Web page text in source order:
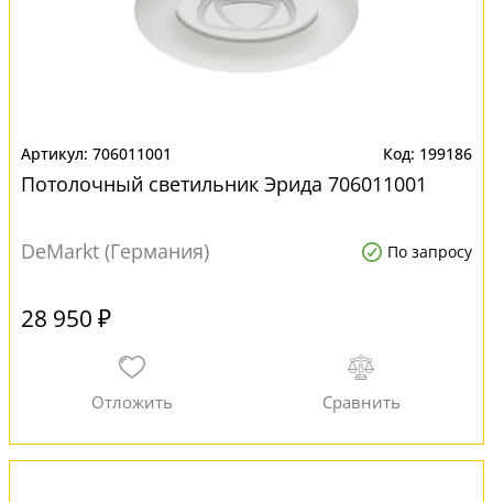
706011001 199186
Потолочный светильник Эрида 706011001
DeMarkt (Германия) По запросу
28 950 ₽